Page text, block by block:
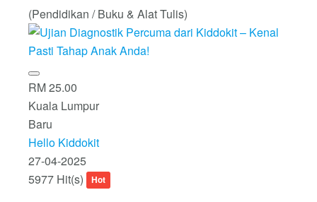
(Pendidikan / Buku & Alat Tulis)
RM 25.00
Kuala Lumpur
Baru
Hello Kiddokit
27-04-2025
5977 Hit(s)
Hot